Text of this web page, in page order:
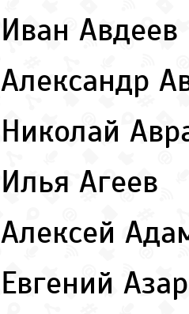
Иван Авдеев
Александр
Николай
Илья Агеев
Алексей
Евгений